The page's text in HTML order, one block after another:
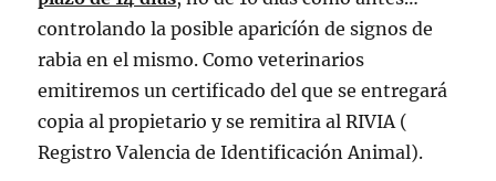
controlando la posible aparicíón de signos de
rabia en el mismo. Como veterinarios
emitiremos un certificado del que se entregará
copia al propietario y se remitira al RIVIA (
Registro Valencia de Identificación Animal).